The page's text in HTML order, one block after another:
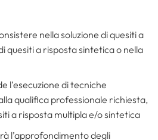
nella soluzione di quesiti a
quesiti a risposta sintetica o nella
l’esecuzione di tecniche
qualifica professionale richiesta,
a risposta multipla e/o sintetica
l’approfondimento degli